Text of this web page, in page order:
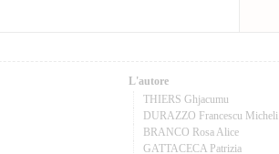
L'autore
THIERS Ghjacumu
DURAZZO Francescu Micheli
BRANCO Rosa Alice
GATTACECA Patrizia